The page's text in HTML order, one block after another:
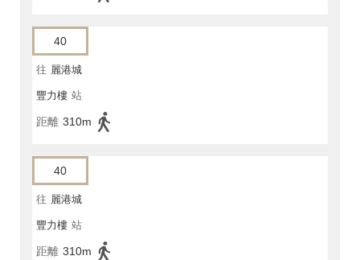
40
往 麗港城
豐力樓 站
距離 310m
40
往 麗港城
豐力樓 站
距離 310m